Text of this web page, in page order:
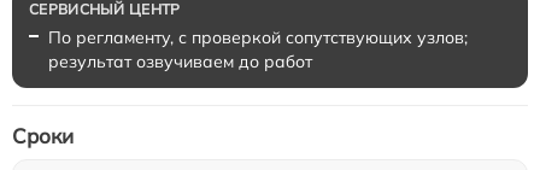
По регламенту, с проверкой сопутствующих узлов;
результат озвучиваем до работ
Сроки